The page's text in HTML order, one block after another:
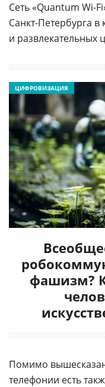
Сеть «Quantum Wi-Fi
Санкт-Петербурга в
и развлекательных
фашизм?
ЦИФРОВИЗАЦИЯ
Помимо
телефонии есть